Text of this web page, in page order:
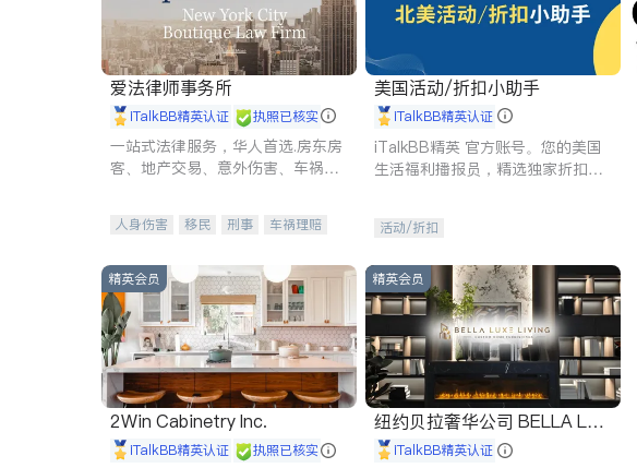
爱法律师事务所
iTalkBB精英认证 执照已核实
一站式法律服务，华人首选.房东房
客、地产交易、意外伤害、车祸重
人身伤害 移民 刑事
车祸理赔
商标注册
索赔 律师-其它 保释
美国活动/折扣小助手
iTalkBB精英认证
iTalkBB精英 官方账号。您的美国
生活福利播报员，精选独家折扣、
活动/折扣
精英会员
2Win Cabinetry Inc.
iTalkBB精英认证 执照已核实
精英会员
纽约贝拉奢华公司 BELLA LUX
E iTalkBB精英认证